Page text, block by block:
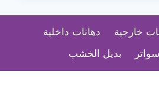
خارجية
دهانات داخلية
بديل الخشب